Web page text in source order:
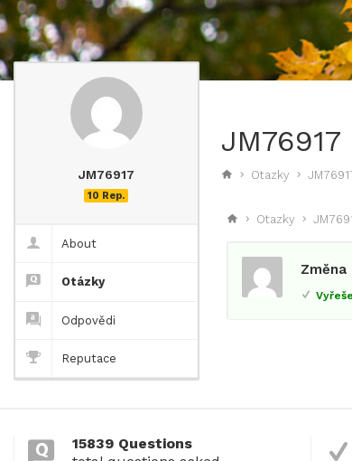
Otazky
JM76917
10 Rep.
About
Otázky
Odpovědi
Reputace
Otazky
Změna
15839 Questions